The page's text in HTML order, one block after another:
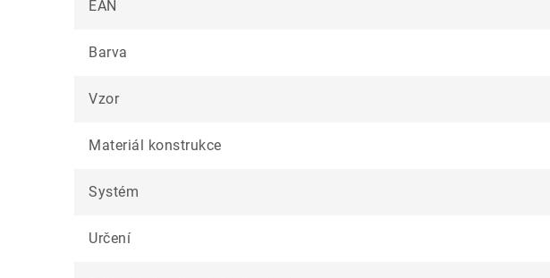
EAN
Barva
Vzor
Materiál konstrukce
Systém
Určení